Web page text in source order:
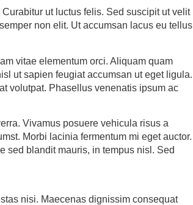
ut luctus felis. Sed suscipit ut velit
non elit. Ut accumsan lacus eu tellus
vitae elementum orci. Aliquam quam
ut sapien feugiat accumsan ut eget ligula.
volutpat. Phasellus venenatis ipsum ac
Vivamus posuere vehicula risus a
Morbi lacinia fermentum mi eget auctor.
sed blandit mauris, in tempus nisl. Sed
nisi. Maecenas dignissim consequat